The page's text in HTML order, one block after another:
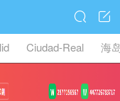


Ciudad-Real 海